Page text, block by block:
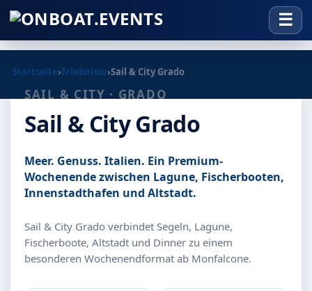
Startseite›Erlebnisse›Sail & City Grado
SAIL & CITY · GRADO
Sail & City Grado
Meer. Genuss. Italien. Ein Premium-
Wochenende zwischen Lagune, Fischerbooten,
Innenstadthafen und Altstadt.
Sail & City Grado verbindet Segeln, Lagune,
Fischerboote, Altstadt und Dinner zu einem
besonderen Wochenendformat ab Monfalcone.